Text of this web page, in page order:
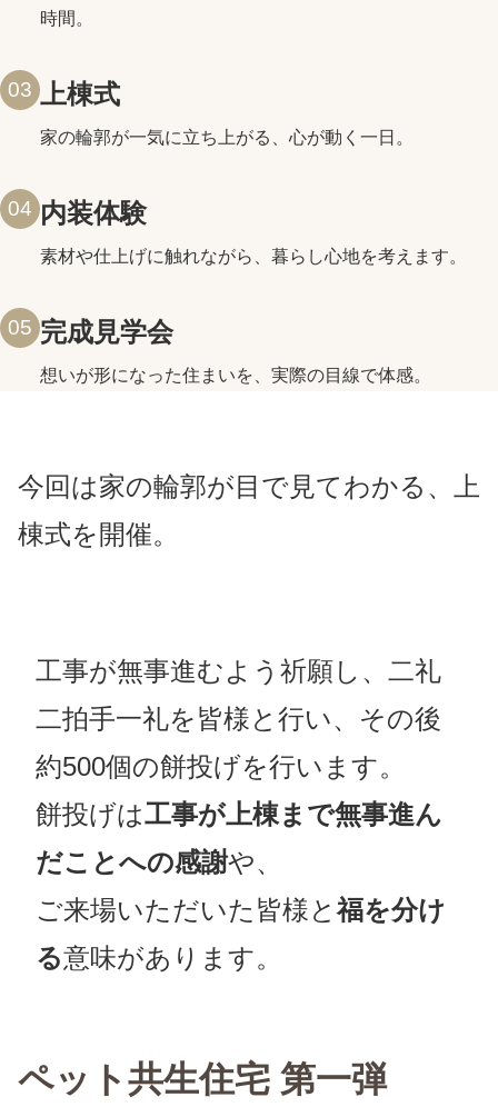
時間。
03 上棟式
家の輪郭が一気に立ち上がる、心が動く一日。
04 内装体験
素材や仕上げに触れながら、暮らし心地を考えます。
05 完成見学会
想いが形になった住まいを、実際の目線で体感。
今回は家の輪郭が目で見てわかる、上
棟式を開催。
工事が無事進むよう祈願し、二礼
二拍手一礼を皆様と行い、その後
約500個の餅投げを行います。
餅投げは工事が上棟まで無事進ん
だことへの感謝や、
ご来場いただいた皆様と福を分け
る意味があります。
ペット共生住宅 第一弾